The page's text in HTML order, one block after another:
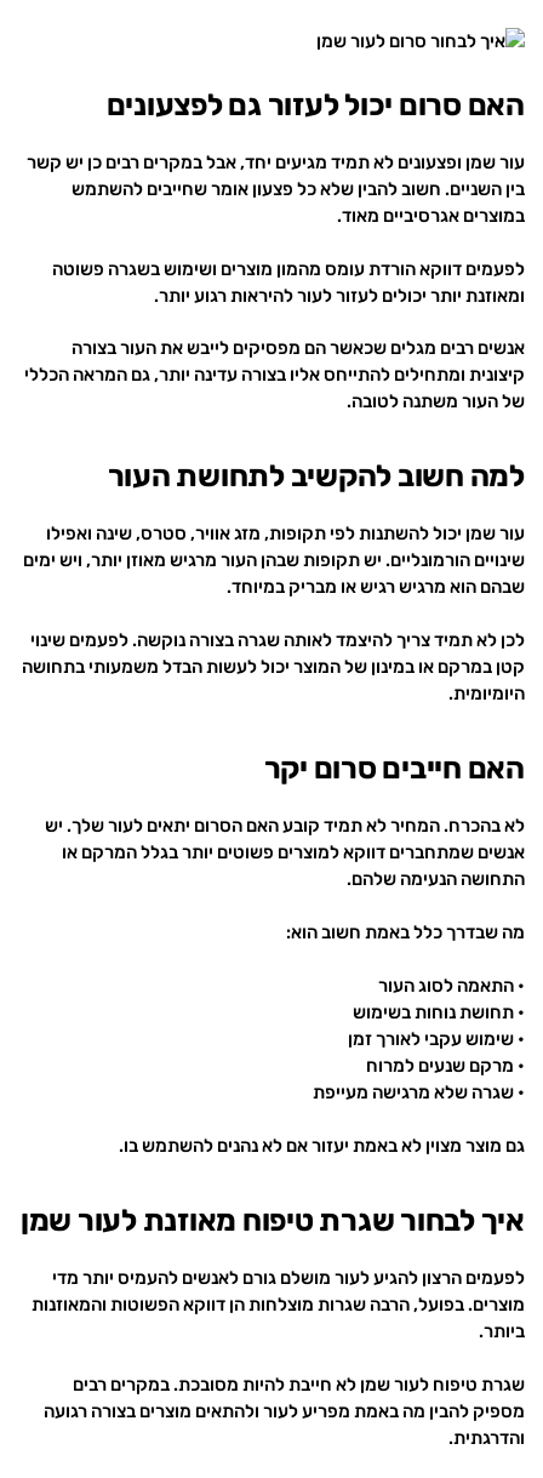
האם סרום יכול לעזור גם לפצעונים
עור שמן ופצעונים לא תמיד מגיעים יחד, אבל במקרים רבים כן יש קשר
בין השניים. חשוב להבין שלא כל פצעון אומר שחייבים להשתמש
במוצרים אגרסיביים מאוד.
לפעמים דווקא הורדת עומס מהמון מוצרים ושימוש בשגרה פשוטה
ומאוזנת יותר יכולים לעזור לעור להיראות רגוע יותר.
אנשים רבים מגלים שכאשר הם מפסיקים לייבש את העור בצורה
קיצונית ומתחילים להתייחס אליו בצורה עדינה יותר, גם המראה הכללי
של העור משתנה לטובה.
למה חשוב להקשיב לתחושת העור
עור שמן יכול להשתנות לפי תקופות, מזג אוויר, סטרס, שינה ואפילו
שינויים הורמונליים. יש תקופות שבהן העור מרגיש מאוזן יותר, ויש ימים
שבהם הוא מרגיש רגיש או מבריק במיוחד.
לכן לא תמיד צריך להיצמד לאותה שגרה בצורה נוקשה. לפעמים שינוי
קטן במרקם או במינון של המוצר יכול לעשות הבדל משמעותי בתחושה
היומיומית.
האם חייבים סרום יקר
לא בהכרח. המחיר לא תמיד קובע האם הסרום יתאים לעור שלך. יש
אנשים שמתחברים דווקא למוצרים פשוטים יותר בגלל המרקם או
התחושה הנעימה שלהם.
מה שבדרך כלל באמת חשוב הוא:
• התאמה לסוג העור
• תחושת נוחות בשימוש
• שימוש עקבי לאורך זמן
• מרקם שנעים למרוח
• שגרה שלא מרגישה מעייפת
גם מוצר מצוין לא באמת יעזור אם לא נהנים להשתמש בו.
איך לבחור שגרת טיפוח מאוזנת לעור שמן
לפעמים הרצון להגיע לעור מושלם גורם לאנשים להעמיס יותר מדי
מוצרים. בפועל, הרבה שגרות מוצלחות הן דווקא הפשוטות והמאוזנות
ביותר.
שגרת טיפוח לעור שמן לא חייבת להיות מסובכת. במקרים רבים
מספיק להבין מה באמת מפריע לעור ולהתאים מוצרים בצורה רגועה
והדרגתית.